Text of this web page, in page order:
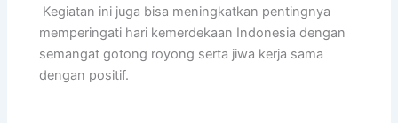
Kegiatan ini juga bisa meningkatkan pentingnya
memperingati hari kemerdekaan Indonesia dengan
semangat gotong royong serta jiwa kerja sama
dengan positif.